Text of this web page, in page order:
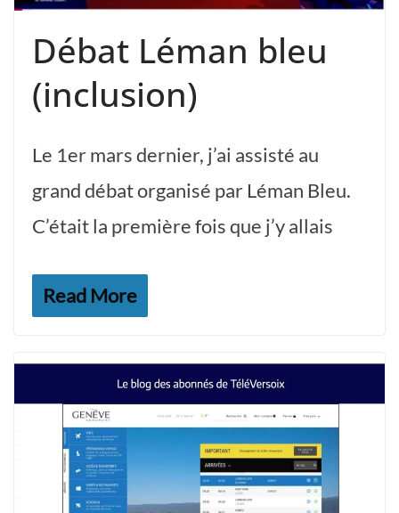
Débat Léman bleu
(inclusion)
Le 1er mars dernier, j’ai assisté au
grand débat organisé par Léman Bleu.
C’était la première fois que j’y allais
Read More